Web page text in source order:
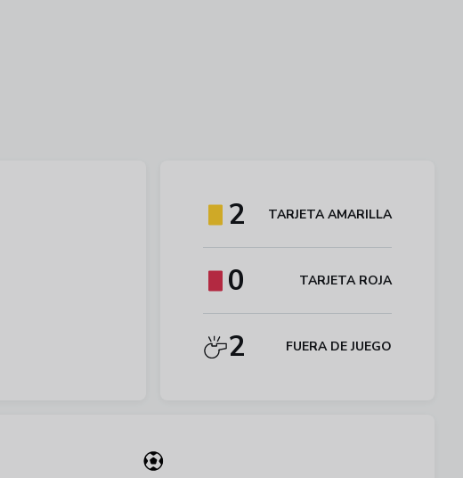
2 TARJETA AMARILLA
0 TARJETA ROJA
2 FUERA DE JUEGO